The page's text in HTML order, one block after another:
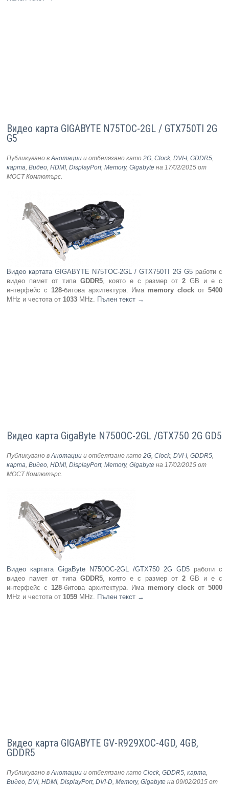
Видео карта GIGABYTE N75TOC-2GL / GTX750TI 2G
G5
Публикувано вАнотации и отбелязано като2G,Clock,DVI-I,GDDR5,
карта,Видео,HDMI,DisplayPort,Memory,Gigabyte на 17/02/2015 от
МОСТ Компютърс.
Видео картата GIGABYTE N75TOC-2GL / GTX750TI 2G G5работи с
видео памет от типаGDDR5, която е с размер от 2GB и е с
интерфейс с 128-битова архитектура. Има memory clock от 5400
MHz и честота от1033 MHz. Пълен текст →
Видео карта GigaByte N750OC-2GL /GTX750 2G GD5
Публикувано вАнотации и отбелязано като2G,Clock,DVI-I,GDDR5,
карта,Видео,HDMI,DisplayPort,Memory,Gigabyte на 17/02/2015 от
МОСТ Компютърс.
Видео картата GigaByte N750OC-2GL /GTX750 2G GD5работи с
видео памет от типаGDDR5, която е с размер от 2GB и е с
интерфейс с 128-битова архитектура. Има memory clock от 5000
MHz и честота от1059 MHz. Пълен текст →
Видео карта GIGABYTE GV-R929XOC-4GD, 4GB,
GDDR5
Публикувано вАнотации и отбелязано катоClock,GDDR5,карта,
Видео,DVI,HDMI,DisplayPort,DVI-D,Memory,Gigabyte на 09/02/2015 от